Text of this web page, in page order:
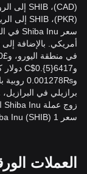
(PKR)، SHIB إلى الريال البرازيلي (BRL)، SHIB إلى...
برازيلي في
سعر 1 Shiba Inu (SHIB) في اللاري الجورجي (GEL) هو₾0.{4}1204.
العملات